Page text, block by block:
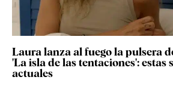
Laura lanza al fuego la pulsera
'La isla de las tentaciones': estas
actuales